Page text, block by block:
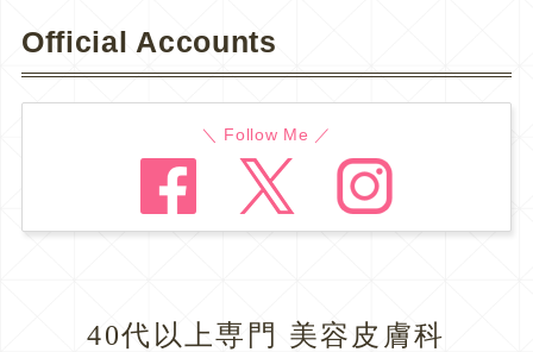
Official Accounts
＼ Follow Me ／
40代以上専門 美容皮膚科